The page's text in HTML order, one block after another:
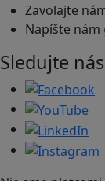
Zavolajte
Napíšte nám
Sledujte